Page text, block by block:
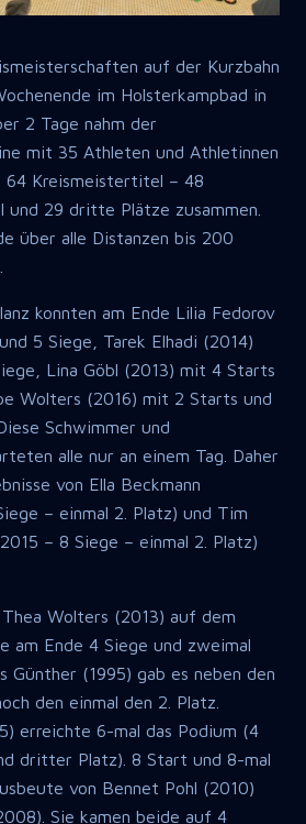
auf der Kurzbahn
im Holsterkampbad in
2 Tage nahm der
mit 35 Athleten und Athletinnen
64 Kreismeistertitel – 48
29 dritte Plätze zusammen.
über alle Distanzen bis 200
konnten am Ende Lilia Fedorov
5 Siege, Tarek Elhadi (2014)
Lina Göbl (2013) mit 4 Starts
Wolters (2016) mit 2 Starts und
Schwimmer und
alle nur an einem Tag. Daher
von Ella Beckmann
– einmal 2. Platz) und Tim
– 8 Siege – einmal 2. Platz)
Wolters (2013) auf dem
am Ende 4 Siege und zweimal
Günther (1995) gab es neben den
den einmal den 2. Platz.
erreichte 6-mal das Podium (4
dritter Platz). 8 Start und 8-mal
von Bennet Pohl (2010)
Sie kamen beide auf 4